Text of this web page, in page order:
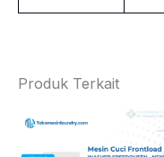
Produk Terkait